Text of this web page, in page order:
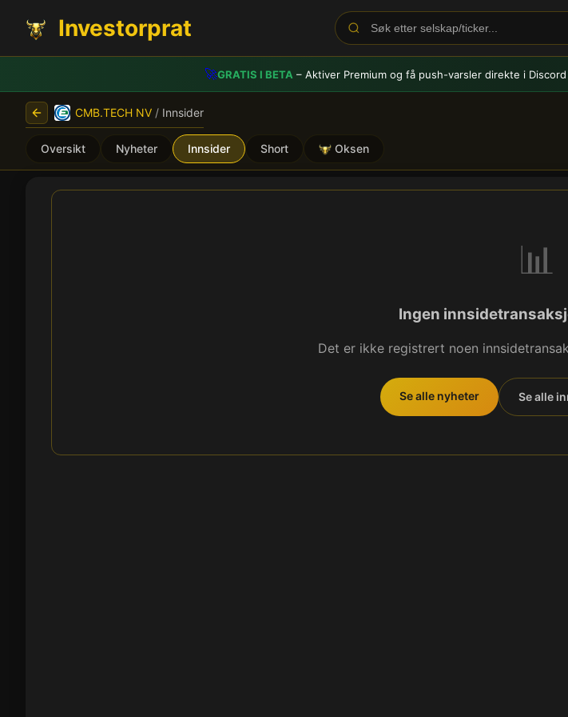
Investorprat
🚀GRATIS I BETA – Aktiver Premium og få push-varslerdirekte i Discord
CMB.TECH NV / Innsider
Oversikt Nyheter Innsider Short Oksen
CMB.TECH NV (CMBTO) - Innsidehandel
📊
Ingen
Det er ikke registrert noen
Se alle nyheter Se alle